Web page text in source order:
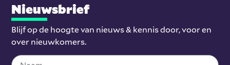
Nieuwsbrief
Blijf op de hoogte van nieuws & kennis door, voor en
over nieuwkomers.